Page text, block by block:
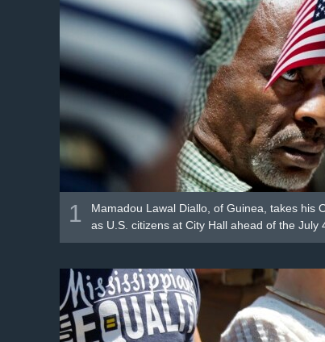
1
Mamadou Lawal Diallo, of Guinea, takes his
as U.S. citizens at City Hall ahead of the July